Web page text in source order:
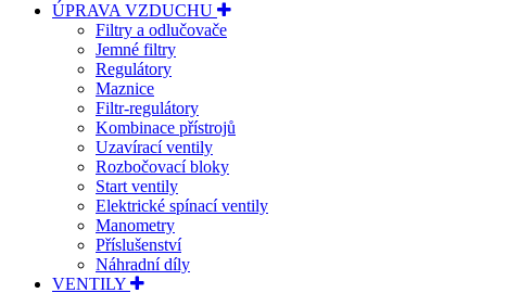
ÚPRAVA VZDUCHU
Filtry a odlučovače
Jemné filtry
Regulátory
Maznice
Filtr-regulátory
Kombinace přístrojů
Uzavírací ventily
Rozbočovací bloky
Start ventily
Elektrické spínací ventily
Manometry
Příslušenství
Náhradní díly
VENTILY